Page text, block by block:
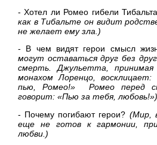
- Хотел ли Ромео гибели
как в Тибальте он видит
не желает ему зла.)
- В чем видят герои смысл
могут оставаться друг без
смерть. Джульетта, принимая
монахом Лоренцо,
пью, Ромео!» Ромео перед
говорит: «Пью за тебя, любовь!»)
- Почему погибают герои? (Мир,
еще не готов к гармонии,
любви.)